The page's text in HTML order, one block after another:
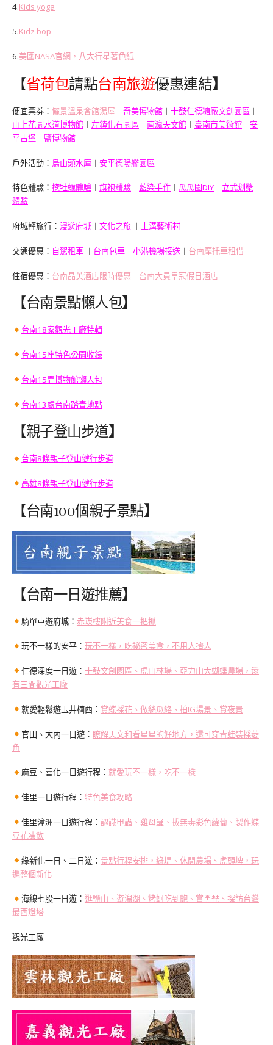
4.Kids yoga
5.Kidz bop
6.美國NASA官網，八大行星著色紙
【省荷包請點台南旅遊優惠連結】
便宜票劵： 儷景溫泉會館湯屋 ︱ 奇美博物館 ︱ 十鼓仁德糖廠文創園區 ︱
山上花園水道博物館 ︱ 左鎮化石園區 ︱ 南瀛天文館 ︱ 臺南市美術館 ︱ 安
平古堡 ︱ 鹽博物館
戶外活動： 烏山頭水庫 ︱ 安平德陽艦園區
特色體驗： 挖牡蠣體驗 ︱ 旗袍體驗 ︱ 藍染手作 ︱ 瓜瓜園DIY ︱ 立式划槳
體驗
府城輕旅行： 漫遊府城 ︱ 文化之旅 ︱ 土溝藝術村
交通優惠： 自駕租車 ︱ 台南包車 ︱ 小港機場接送 ︱ 台南摩托車租借
住宿優惠： 台南晶英酒店限時優惠 ︱ 台南大員皇冠假日酒店
【台南景點懶人包】
台南18家觀光工廠特輯
台南15座特色公園收錄
台南15間博物館懶人包
台南13處台南踏青地點
【親子登山步道】
台南8條親子登山健行步道
高雄8條親子登山健行步道
【台南100個親子景點】
【台南一日遊推薦】
騎單車遊府城： 赤崁樓附近美食一把抓
玩不一樣的安平： 玩不一樣，吃祕密美食，不用人擠人
仁德深度一日遊： 十鼓文創園區、虎山林場、亞力山大蝴蝶農場，還
有三間觀光工廠
就愛輕鬆遊玉井楠西： 賞蝶採花、做絲瓜絡、拍IG場景、賞夜景
官田、大內一日遊： 瞭解天文和看星星的好地方，還可穿青蛙裝採菱
角
麻豆、善化一日遊行程： 就愛玩不一樣，吃不一樣
佳里一日遊行程： 特色美食攻略
佳里漳洲一日遊行程： 認識甲蟲、雞母蟲、拔無毒彩色蘿蔔、製作蝶
豆花凍飲
綠新化一日、二日遊： 景點行程安排，綠堤、休閒農場、虎頭埤，玩
遍整個新化
海線七股一日遊： 逛鹽山、遊潟湖、烤蚵吃到飽、賞黑琵、探訪台灣
最西燈塔
觀光工廠